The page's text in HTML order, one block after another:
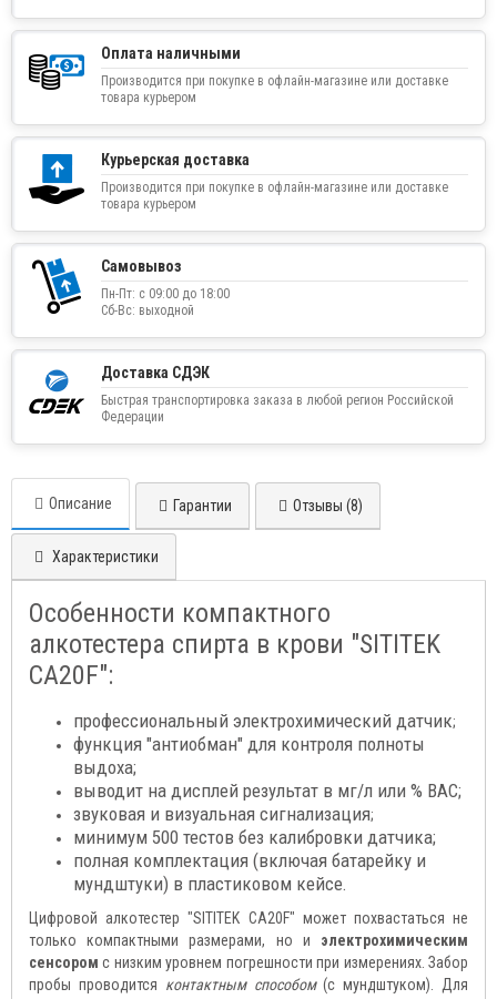
Оплата наличными
Производится при покупке в офлайн-магазине или доставке
товара курьером
Курьерская доставка
Производится при покупке в офлайн-магазине или доставке
товара курьером
Самовывоз
Пн-Пт: с 09:00 до 18:00
Сб-Вс: выходной
Доставка СДЭК
Быстрая транспортировка заказа в любой регион Российской
Федерации
Описание Гарантии Отзывы (8)
Характеристики
Особенности компактного
алкотестера спирта в крови "SITITEK
CA20F":
профессиональный электрохимический датчик;
функция "антиобман" для контроля полноты
выдоха;
выводит на дисплей результат в мг/л или % ВАС;
звуковая и визуальная сигнализация;
минимум 500 тестов без калибровки датчика;
полная комплектация (включая батарейку и
мундштуки) в пластиковом кейсе.
Цифровой алкотестер "SITITEK CA20F" может похвастаться не
только компактными размерами, но и электрохимическим
сенсором с низким уровнем погрешности при измерениях. Забор
пробы проводится контактным способом(с мундштуком). Для